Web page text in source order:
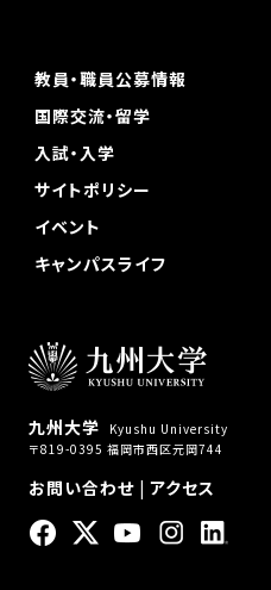
九州大学
Kyushu University
〒819-0395 福岡市西区元岡744
お問い合わせ| アクセス
教員・職員公募情報
国際交流・留学
入試・入学
サイトポリシー
イベント
キャンパスライフ